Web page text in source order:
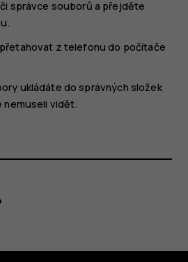
správce souborů a přejděte
z telefonu do počítače
ukládáte do správných složek
vidět.